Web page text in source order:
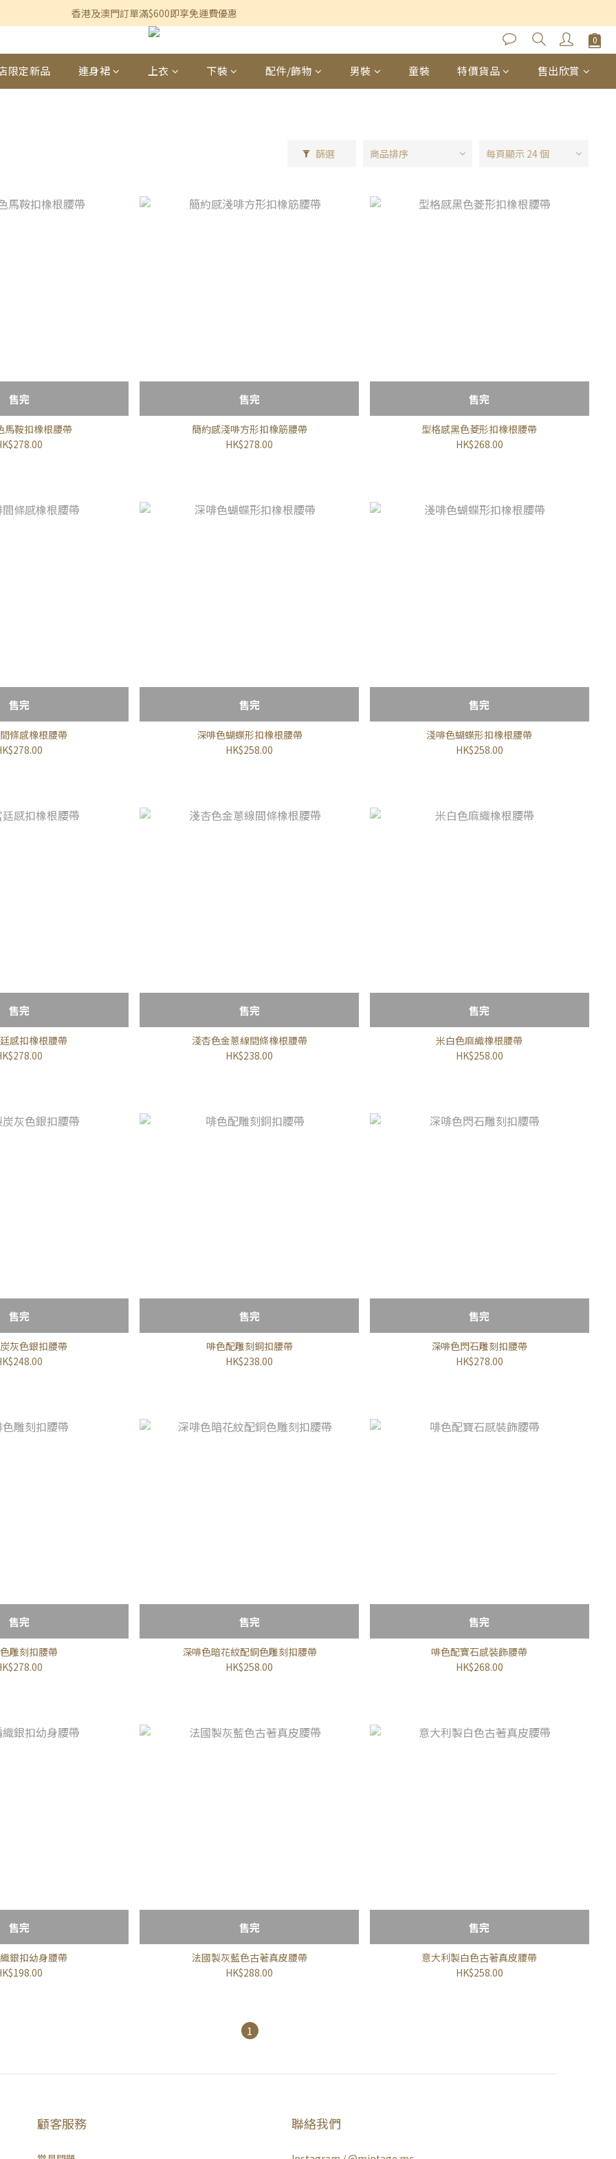
香港及澳門訂單滿$600即享免運費優惠
香港及澳門訂單滿$600即享免運費優惠
3個月內買滿$1,200可享永久九折優惠
香港及澳門訂單滿$600即享免運費優惠
限定新品 連身裙 上衣 下裝 配件/飾物 男裝 童裝 特價貨品 售出欣賞
篩選 商品排序 每頁顯示 24 個
售完
馬鞍扣橡根腰帶
售完
簡約感淺啡方形扣橡筋腰帶
HK$278.00
售完
型格感黑色菱形扣橡根腰帶
HK$268.00
售完
條感橡根腰帶
售完
深啡色蝴蝶形扣橡根腰帶
HK$258.00
售完
淺啡色蝴蝶形扣橡根腰帶
HK$258.00
售完
感扣橡根腰帶
售完
淺杏色金蔥線間條橡根腰帶
HK$238.00
售完
米白色麻織橡根腰帶
HK$258.00
售完
灰色銀扣腰帶
售完
啡色配雕刻銅扣腰帶
HK$238.00
售完
深啡色閃石雕刻扣腰帶
HK$278.00
售完
雕刻扣腰帶
售完
深啡色暗花紋配銅色雕刻扣腰帶
HK$258.00
售完
啡色配寶石感裝飾腰帶
HK$268.00
售完
銀扣幼身腰帶
售完
法國製灰藍色古著真皮腰帶
HK$288.00
售完
意大利製白色古著真皮腰帶
HK$258.00
1
顧客服務 聯絡我們